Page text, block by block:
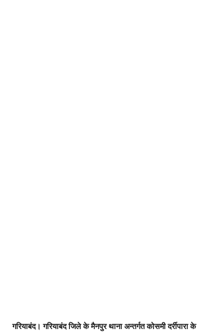
गरियाबंद। गरियाबंद जिले के मैनपुर थाना अन्तर्गत कोसमी दर्रीपारा के